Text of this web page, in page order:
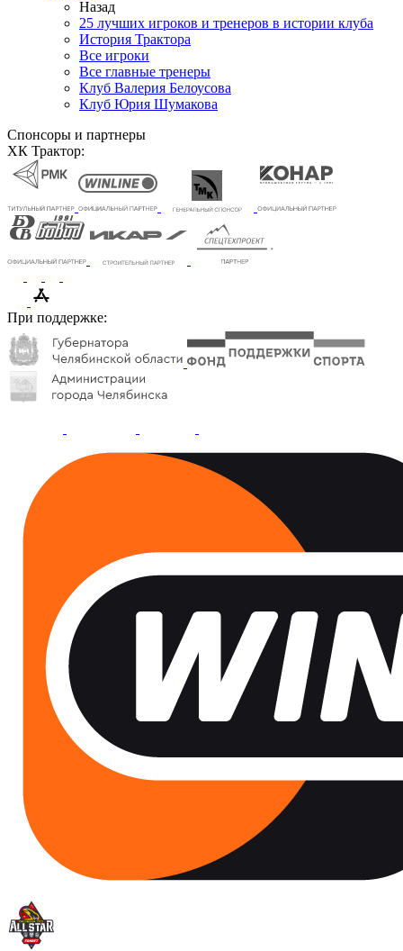
Назад
25 лучших игроков и тренеров в истории клуба
История Трактора
Все игроки
Все главные тренеры
Клуб Валерия Белоусова
Клуб Юрия Шумакова
Спонсоры и партнеры
ХК Трактор:
При поддержке: